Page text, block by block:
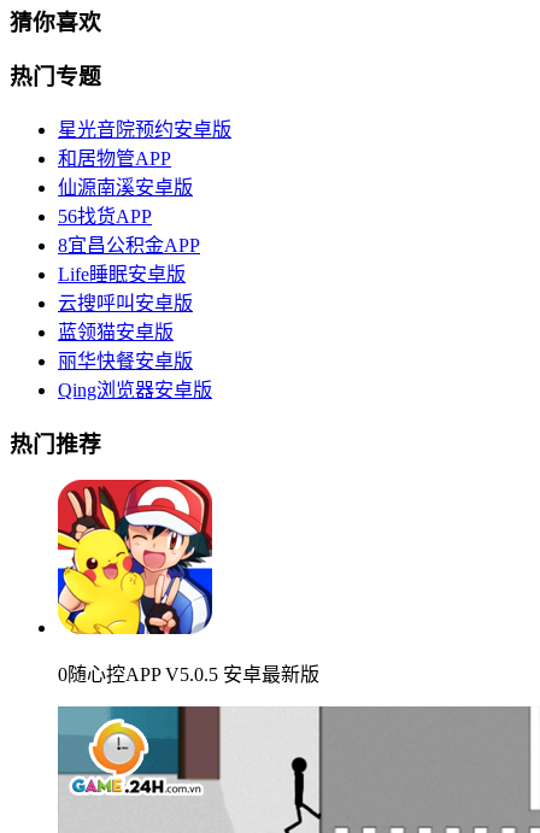
猜你喜欢
热门专题
星光音院预约安卓版
和居物管APP
仙源南溪安卓版
56找货APP
8宜昌公积金APP
Life睡眠安卓版
云搜呼叫安卓版
蓝领猫安卓版
丽华快餐安卓版
Qing浏览器安卓版
热门推荐
0随心控APP V5.0.5 安卓最新版